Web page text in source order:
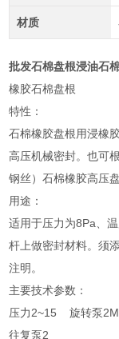
材质
批发石棉盘根浸油石
橡胶石棉盘根
特性：
石棉橡胶盘根用浸橡
高压机械密封。也可
钢丝）石棉橡胶高压盘
用途：
适用于压力为8Pa、
杆上做密封材料。须
注明。
主要技术参数：
压力2~15 旋转泵
往复泵2